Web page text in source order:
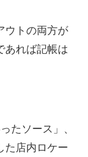
ウトの両方が
あれば記帳は
たソース」、
た店内ロケー